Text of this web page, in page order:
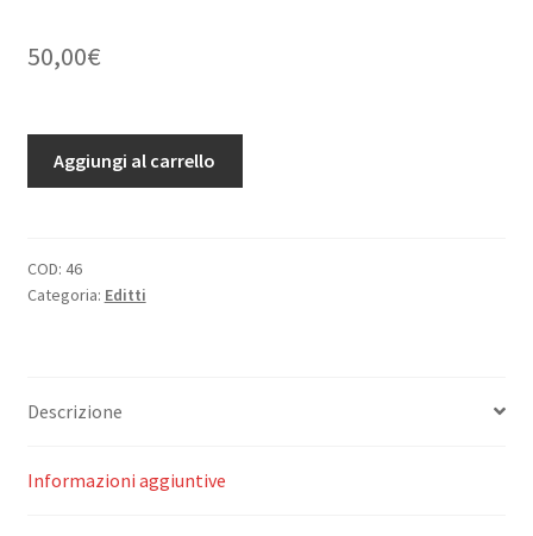
50,00€
Patenti
per
le
22
1797.
Aggiungi al carrello
COD: 46
Categoria: Editti
Descrizione
Informazioni aggiuntive